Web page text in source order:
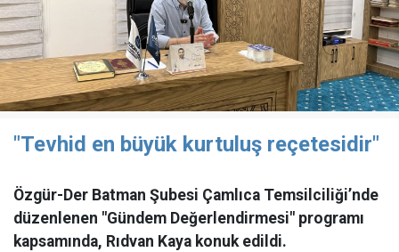
"Tevhid en büyük kurtuluş reçetesidir"
Özgür-Der Batman Şubesi Çamlıca Temsilciliği’nde
düzenlenen "Gündem Değerlendirmesi" programı
kapsamında, Rıdvan Kaya konuk edildi.